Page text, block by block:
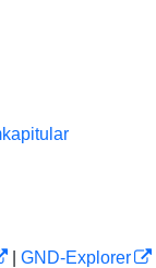
GND-Explorer